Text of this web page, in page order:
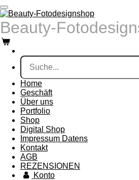
Zum
Hauptinhalt
springen
Beauty-
Home
Geschäft
Über uns
Portfolio
Shop
Digital Shop
Impressum Datens
Kontakt
AGB
REZENSIONEN
Konto